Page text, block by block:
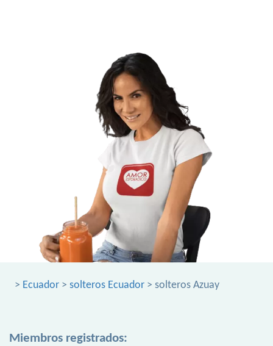
> Ecuador > solteros Ecuador > solteros Azuay
Miembros registrados: